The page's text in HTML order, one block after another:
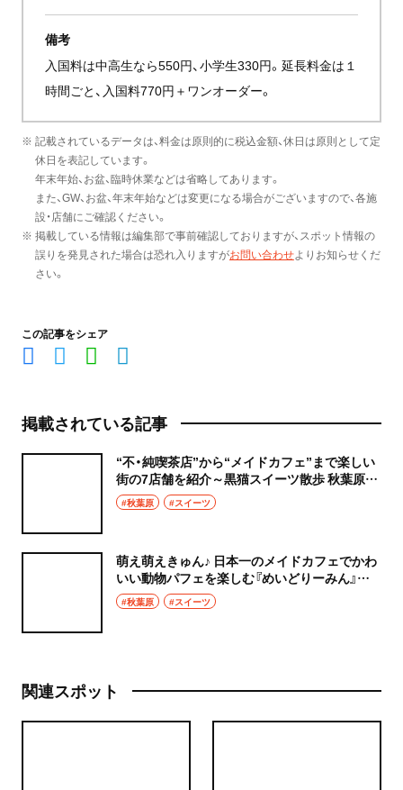
備考
入国料は中高生なら550円、小学生330円。延長料金は１
時間ごと、入国料770円＋ワンオーダー。
※ 記載されているデータは、料金は原則的に税込金額、休日は原則として定
休日を表記しています。
年末年始、お盆、臨時休業などは省略してあります。
また、GW、お盆、年末年始などは変更になる場合がございますので、各施
設・店舗にご確認ください。
※ 掲載している情報は編集部で事前確認しておりますが、スポット情報の
誤りを発見された場合は恐れ入りますがお問い合わせよりお知らせくだ
さい。
この記事をシェア
掲載されている記事
“不・純喫茶店”から“メイドカフェ”まで楽しい
街の7店舗を紹介～黒猫スイーツ散歩 秋葉原編
まとめ～
#秋葉原 #スイーツ
萌え萌えきゅん♪ 日本一のメイドカフェでかわ
いい動物パフェを楽しむ『めいどりーみん』～
黒猫スイーツ散歩 秋葉原編⑦～
#秋葉原 #スイーツ
関連スポット